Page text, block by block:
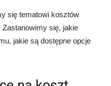
się tematowi kosztów
się, jakie
jakie są dostępne opcje